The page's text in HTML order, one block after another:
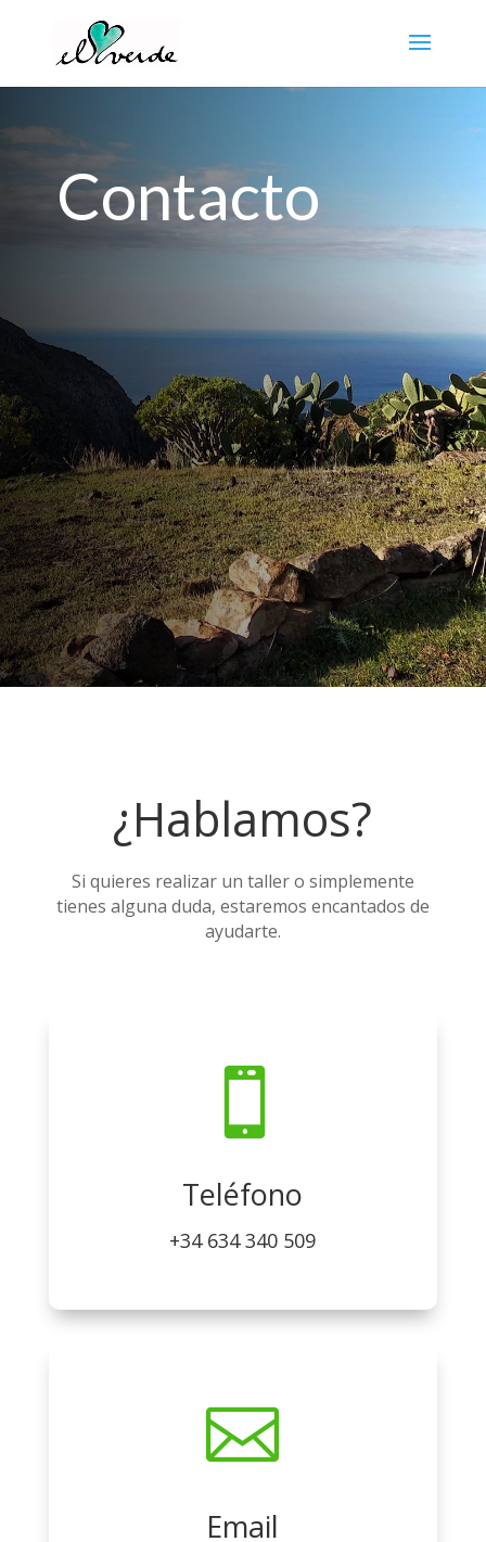
Contacto
¿Hablamos?
Si quieres realizar un taller o simplemente
tienes alguna duda, estaremos encantados de
ayudarte.

Teléfono
+34 634 340 509

Email